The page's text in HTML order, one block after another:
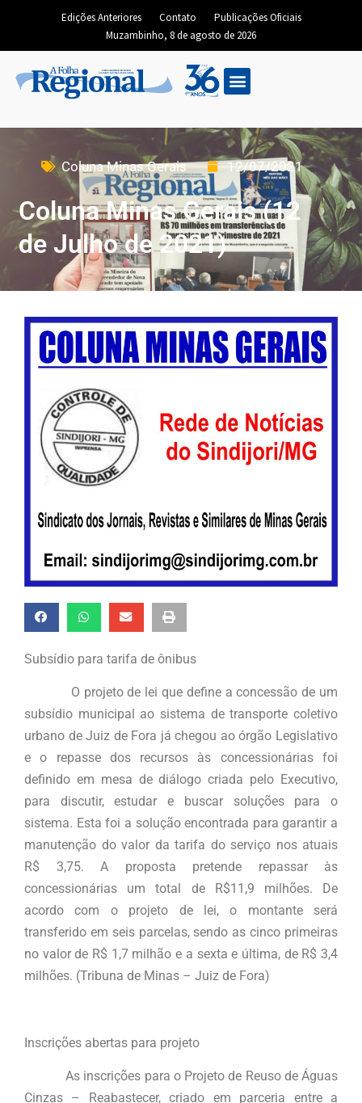
Edições Anteriores Contato
Publicações Oficiais
Muzambinho, 8 de agosto de 2026
Coluna Minas Gerais 12/07/2021
Coluna Minas Gerais (12
de Julho de 2021)
Subsídio para tarifa de ônibus
O projeto de lei que define a concessão de um
subsídio municipal ao sistema de transporte coletivo
urbano de Juiz de Fora já chegou ao órgão Legislativo
e o repasse dos recursos às concessionárias foi
definido em mesa de diálogo criada pelo Executivo,
para discutir, estudar e buscar soluções para o
sistema. Esta foi a solução encontrada para garantir a
manutenção do valor da tarifa do serviço nos atuais
R$ 3,75. A proposta pretende repassar às
concessionárias um total de R$11,9 milhões. De
acordo com o projeto de lei, o montante será
transferido em seis parcelas, sendo as cinco primeiras
no valor de R$ 1,7 milhão e a sexta e última, de R$ 3,4
milhões. (Tribuna de Minas – Juiz de Fora)
Inscrições abertas para projeto
As inscrições para o Projeto de Reuso de Águas
Cinzas – Reabastecer, criado em parceria entre a